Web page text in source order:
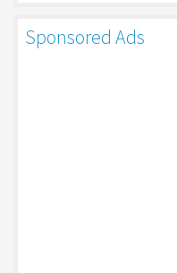
Sponsored Ads